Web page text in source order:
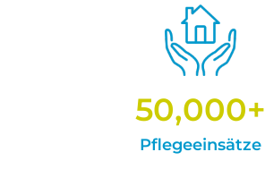
Pflegeeinsätze
50,000+